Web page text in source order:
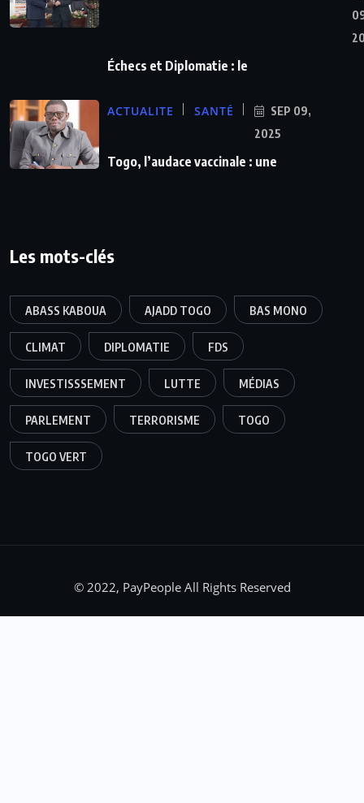
Échecs et Diplomatie : le
ACTUALITE SANTÉ
SEP 09,
2025
Togo, l’audace vaccinale : une
Les mots-clés
ABASS KABOUA AJADD TOGO BAS MONO
CLIMAT DIPLOMATIE FDS
INVESTISSSEMENT LUTTE MÉDIAS
PARLEMENT TERRORISME TOGO
TOGO VERT
© 2022, PayPeople All Rights Reserved